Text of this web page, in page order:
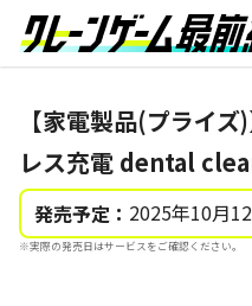
【家電製品(プライ
レス充電 dental
発売予定： 2025年10月
※実際の発売日はサービスをご確認ください。